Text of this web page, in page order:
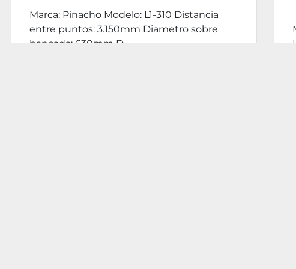
Marca: Pinacho Modelo: L1-310 Distancia
entre puntos: 3.150mm Diametro sobre
bancada: 630mm D...